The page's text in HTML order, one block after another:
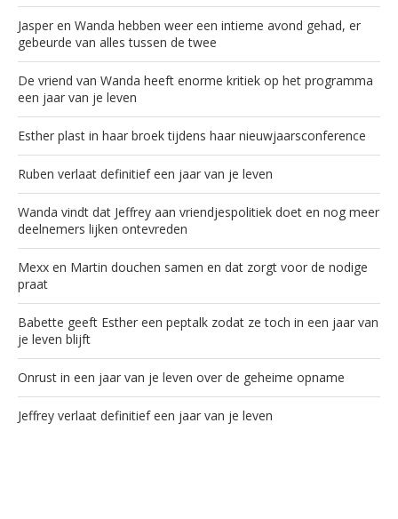
Jasper en Wanda hebben weer een intieme avond gehad, er
gebeurde van alles tussen de twee
De vriend van Wanda heeft enorme kritiek op het programma
een jaar van je leven
Esther plast in haar broek tijdens haar nieuwjaarsconference
Ruben verlaat definitief een jaar van je leven
Wanda vindt dat Jeffrey aan vriendjespolitiek doet en nog meer
deelnemers lijken ontevreden
Mexx en Martin douchen samen en dat zorgt voor de nodige
praat
Babette geeft Esther een peptalk zodat ze toch in een jaar van
je leven blijft
Onrust in een jaar van je leven over de geheime opname
Jeffrey verlaat definitief een jaar van je leven